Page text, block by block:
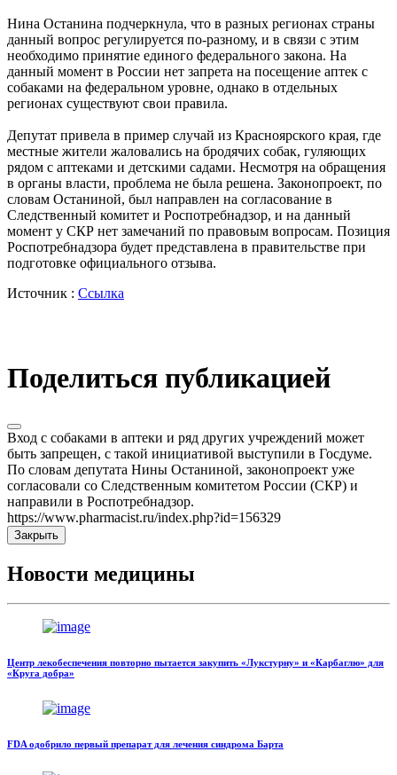
Нина Останина подчеркнула, что в разных регионах страны
данный вопрос регулируется по-разному, и в связи с этим
необходимо принятие единого федерального закона. На
данный момент в России нет запрета на посещение аптек с
собаками на федеральном уровне, однако в отдельных
регионах существуют свои правила.
Депутат привела в пример случай из Красноярского края, где
местные жители жаловались на бродячих собак, гуляющих
рядом с аптеками и детскими садами. Несмотря на обращения
в органы власти, проблема не была решена. Законопроект, по
словам Останиной, был направлен на согласование в
Следственный комитет и Роспотребнадзор, и на данный
момент у СКР нет замечаний по правовым вопросам. Позиция
Роспотребнадзора будет представлена в правительстве при
подготовке официального отзыва.
Источник : Ссылка
Поделиться публикацией
Вход с собаками в аптеки и ряд других учреждений может
быть запрещен, с такой инициативой выступили в Госдуме.
По словам депутата Нины Останиной, законопроект уже
согласовали со Следственным комитетом России (СКР) и
направили в Роспотребнадзор.
https://www.pharmacist.ru/index.php?id=156329
Закрыть
Новости медицины
Центр лекобеспечения повторно пытается закупить «Лукстурну» и «Карбаглю» для
«Круга добра»
FDA одобрило первый препарат для лечения синдрома Барта